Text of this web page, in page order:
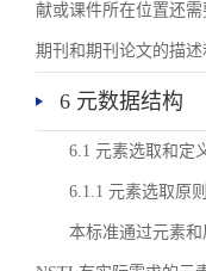
献或课件所在位置还
期刊和期刊论文的描
6 元数据结构
6.1 元素选取和定
6.1.1 元素选取原
本标准通过元素